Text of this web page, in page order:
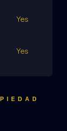
Yes
Yes